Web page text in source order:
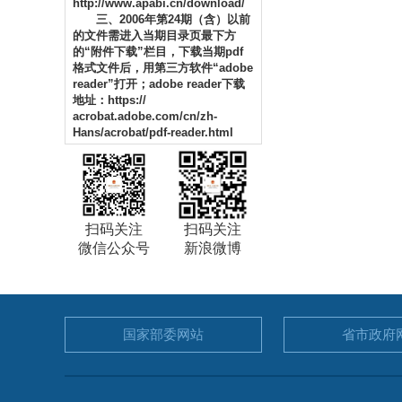
http://www.apabi.cn/download/
三、2006年第24期（含）以前
的文件需进入当期目录页最下方
的“附件下载”栏目，下载当期pdf
格式文件后，用第三方软件“adobe
reader”打开；adobe reader下载
地址：https://
acrobat.adobe.com/cn/zh-
Hans/acrobat/pdf-reader.html
扫码关注
微信公众号
扫码关注
新浪微博
国家部委网站 省市政府